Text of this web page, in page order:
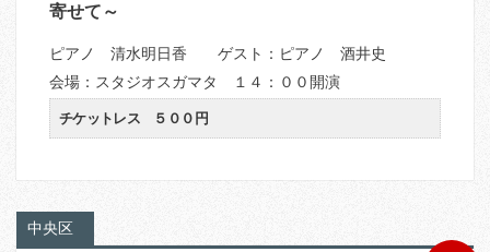
寄せて～
ピアノ 清水明日香 ゲスト：ピアノ 酒井史
会場：スタジオスガマタ １４：００開演
チケットレス ５００円
中央区